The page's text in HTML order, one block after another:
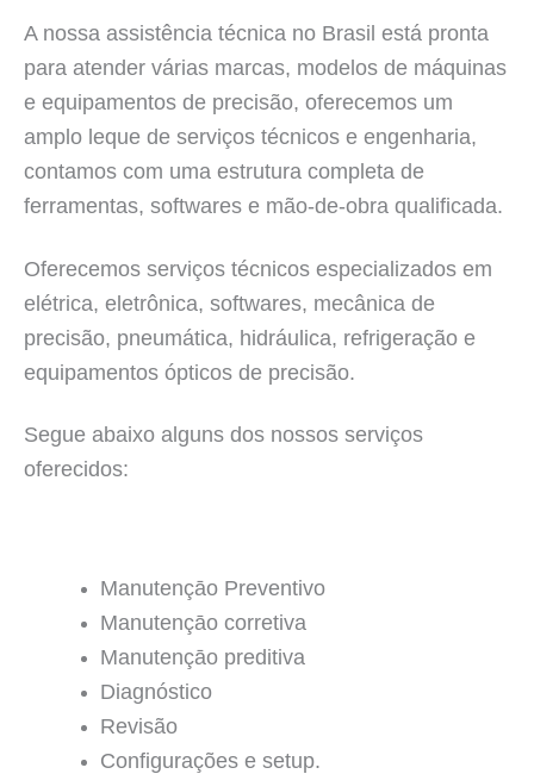
A nossa assistência técnica no Brasil está pronta
para atender várias marcas, modelos de máquinas
e equipamentos de precisão, oferecemos um
amplo leque de serviços técnicos e engenharia,
contamos com uma estrutura completa de
ferramentas, softwares e mão-de-obra qualificada.
Oferecemos serviços técnicos especializados em
elétrica, eletrônica, softwares, mecânica de
precisão, pneumática, hidráulica, refrigeração e
equipamentos ópticos de precisão.
Segue abaixo alguns dos nossos serviços
oferecidos:
Manutençāo Preventivo
Manutençāo corretiva
Manutençāo preditiva
Diagnóstico
Revisão
Configurações e setup.